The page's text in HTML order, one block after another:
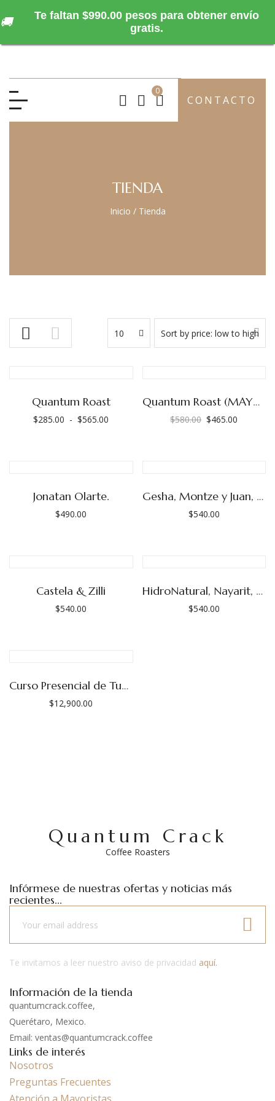
0
CONTACTO
TIENDA
Inicio / Tienda
Sort by price: low to high
10
Quantum Roast
$285.00 - $565.00
$285.00
Quantum Roast (MAYOREO)
$580.00
$580.00.
$465.00
$465.00.
Jonatan Olarte.
$490.00
Gesha, Montze y Juan, Finca Púrpura (Las Adelitas)
$540.00
Castela & Zilli
$540.00
HidroNatural, Nayarit, Emilio Inda
$540.00
Curso Presencial de Tueste, Mayo 2026.
$12,900.00
Quantum Crack
Coffee Roasters
Infórmese de nuestras ofertas y noticias más
recientes...
Te invitamos a leer nuestro aviso de privacidad aquí.
Información de la tienda
quantumcrack.coffee,
Querétaro, Mexico.
Email: ventas@quantumcrack.coffee
Links de interés
Nosotros
Preguntas Frecuentes
🚚
Te faltan $990.00 pesos para obtener envío
gratis.